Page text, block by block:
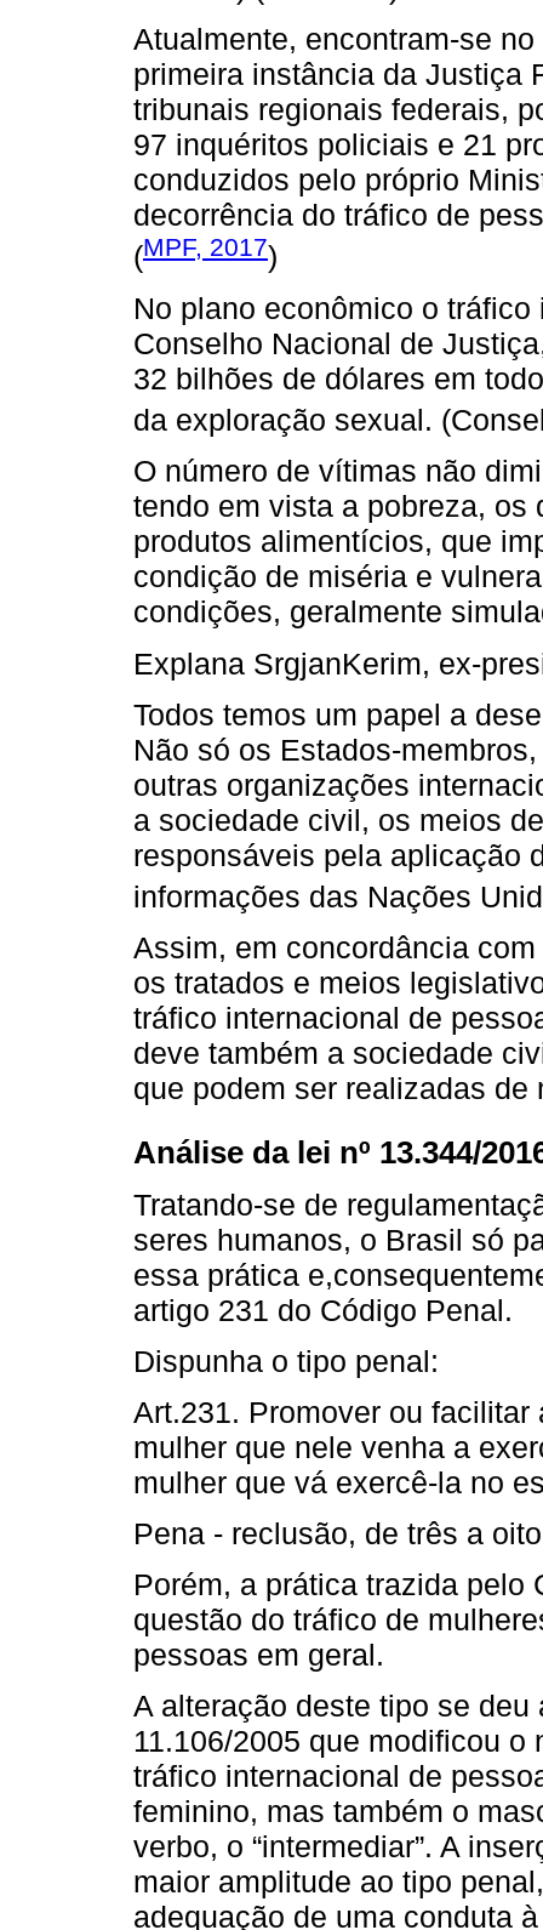
Atualmente, encontram-se
primeira instância da Justiça
tribunais regionais federais,
97 inquéritos policiais e 21
conduzidos pelo próprio
decorrência do tráfico de
(MPF, 2017)
No plano econômico o
Conselho Nacional de
32 bilhões de dólares em
da exploração sexual.
O número de vítimas não
tendo em vista a pobreza, os
produtos alimentícios, que
condição de miséria e
condições, geralmente
Explana SrgjanKerim, ex-
Todos temos um papel a
Não só os Estados-
outras organizações
a sociedade civil, os meios
responsáveis pela aplicação
informações das Nações
Assim, em concordância
os tratados e meios
tráfico internacional de
deve também a sociedade
que podem ser realizadas
Análise da lei nº 13.344/
Tratando-se de
seres humanos, o Brasil só
essa prática
artigo 231 do Código Penal.
Dispunha o tipo penal:
Art.231. Promover ou
mulher que nele venha a
mulher que vá exercê-la no
Pena - reclusão, de três a
Porém, a prática trazida pelo
questão do tráfico de
pessoas em geral.
A alteração deste tipo se
11.106/2005 que modificou
tráfico internacional de
feminino, mas também o
verbo, o “intermediar”. A
maior amplitude ao tipo
adequação de uma conduta